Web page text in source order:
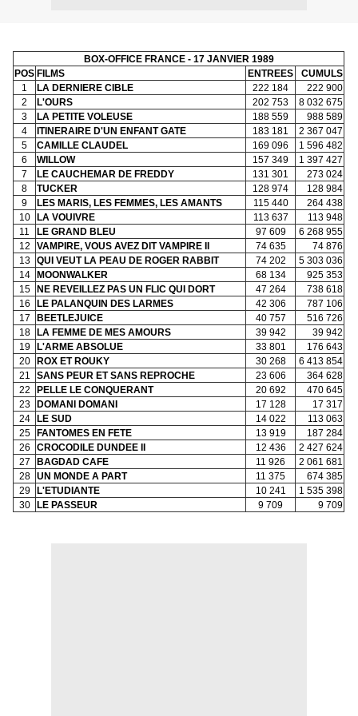
BOX-OFFICE FRANCE - 17 JANVIER 1989
POS FILMS ENTREES
CUMULS
1
LA DERNIERE CIBLE 222 184
222 900
2
L'OURS 202 753
8 032 675
3
LA PETITE VOLEUSE 188 559
988 589
4
ITINERAIRE D'UN ENFANT GATE 183 181
2 367 047
5
CAMILLE CLAUDEL 169 096
1 596 482
6
WILLOW 157 349
1 397 427
7
LE CAUCHEMAR DE FREDDY 131 301
273 024
8
TUCKER 128 974
128 984
9
LES MARIS, LES FEMMES, LES AMANTS 115 440
264 438
10
LA VOUIVRE 113 637
113 948
11
LE GRAND BLEU 97 609
6 268 955
12
VAMPIRE, VOUS AVEZ DIT VAMPIRE II 74 635
74 876
13
QUI VEUT LA PEAU DE ROGER RABBIT 74 202
5 303 036
14
MOONWALKER 68 134
925 353
15
NE REVEILLEZ PAS UN FLIC QUI DORT 47 264
738 618
16
LE PALANQUIN DES LARMES 42 306
787 106
17
BEETLEJUICE 40 757
516 726
18
LA FEMME DE MES AMOURS 39 942
39 942
19
L'ARME ABSOLUE 33 801
176 643
20
ROX ET ROUKY 30 268
6 413 854
21
SANS PEUR ET SANS REPROCHE 23 606
364 628
22
PELLE LE CONQUERANT 20 692
470 645
23
DOMANI DOMANI 17 128
17 317
24
LE SUD 14 022
113 063
25
FANTOMES EN FETE 13 919
187 284
26
CROCODILE DUNDEE II 12 436
2 427 624
27
BAGDAD CAFE 11 926
2 061 681
28
UN MONDE A PART 11 375
674 385
29
L'ETUDIANTE 10 241
1 535 398
30
LE PASSEUR 9 709 9 709